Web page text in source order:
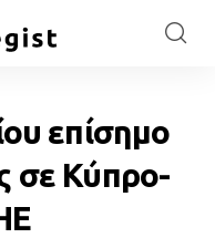
επίσημο
σε Κύπρο-